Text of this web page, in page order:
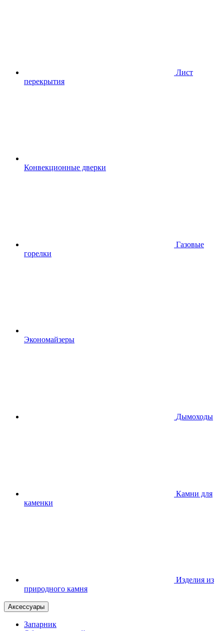
Лист
перекрытия
Конвекционные дверки
Газовые
горелки
Экономайзеры
Дымоходы
Камни для
каменки
Изделия из
природного камня
Аксессуары
Запарник